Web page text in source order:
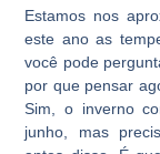
Estamos nos
este ano as
você pode
por que pensar
Sim, o inverno
junho, mas